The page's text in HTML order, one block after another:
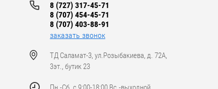
8 (727) 317-45-71
8 (707) 454-45-71
8 (707) 403-88-91
заказать звонок
ТД Саламат-3, ул.Розыбакиева, д. 72А,
3эт., бутик 23